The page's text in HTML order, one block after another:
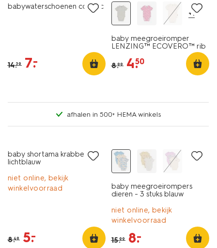
babywaterschoenen cognac
14.29 7.
–
+1
baby meegroeiromper
LENZING™ ECOVERO™ rib
8.99 4.
50
afhalen in 500+ HEMA winkels
baby shortama krabben
lichtblauw
niet online, bekijk
winkelvoorraad
8.49 5.
–
3 stuks
baby meegroeirompers
dieren - 3 stuks blauw
niet online, bekijk
winkelvoorraad
15.99 8.
–